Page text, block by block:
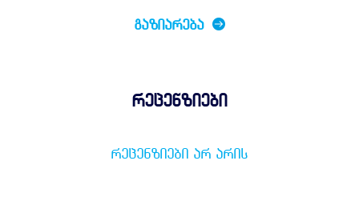
ᲒᲐᲖᲘᲐᲠᲔᲑᲐ
რეცენზიები
ᲠᲔᲪᲔᲜᲖᲘᲔᲑᲘ ᲐᲠ ᲐᲠᲘᲡ